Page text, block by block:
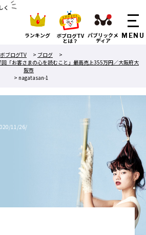
く
ランキング ボブログTV
とは？
パブリックメ
ディア
ボブログTV
> ブログ
>
「お客さまの心を読むこと」最高売上355万円／大阪府大
阪市
> nagatasan-1
11/26/